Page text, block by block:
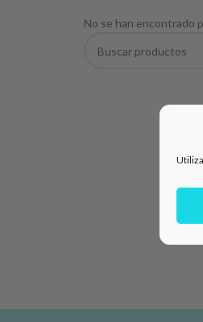
No se han encontrado